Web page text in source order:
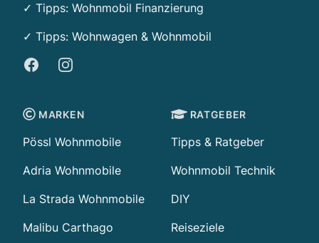
✓ Tipps: Wohnmobil Finanzierung
✓ Tipps: Wohnwagen & Wohnmobil
FacebookInstagram
MARKEN
Pössl Wohnmobile
Adria Wohnmobile
La Strada Wohnmobile
Malibu Carthago
RATGEBER
Tipps & Ratgeber
Wohnmobil Technik
DIY
Reiseziele